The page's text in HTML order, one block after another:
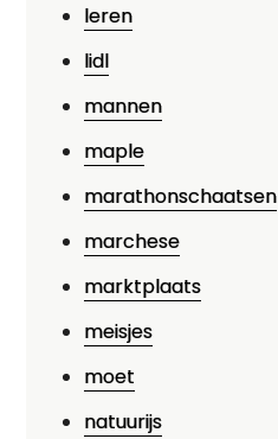
leren
lidl
mannen
maple
marathonschaatsen
marchese
marktplaats
meisjes
moet
natuurijs